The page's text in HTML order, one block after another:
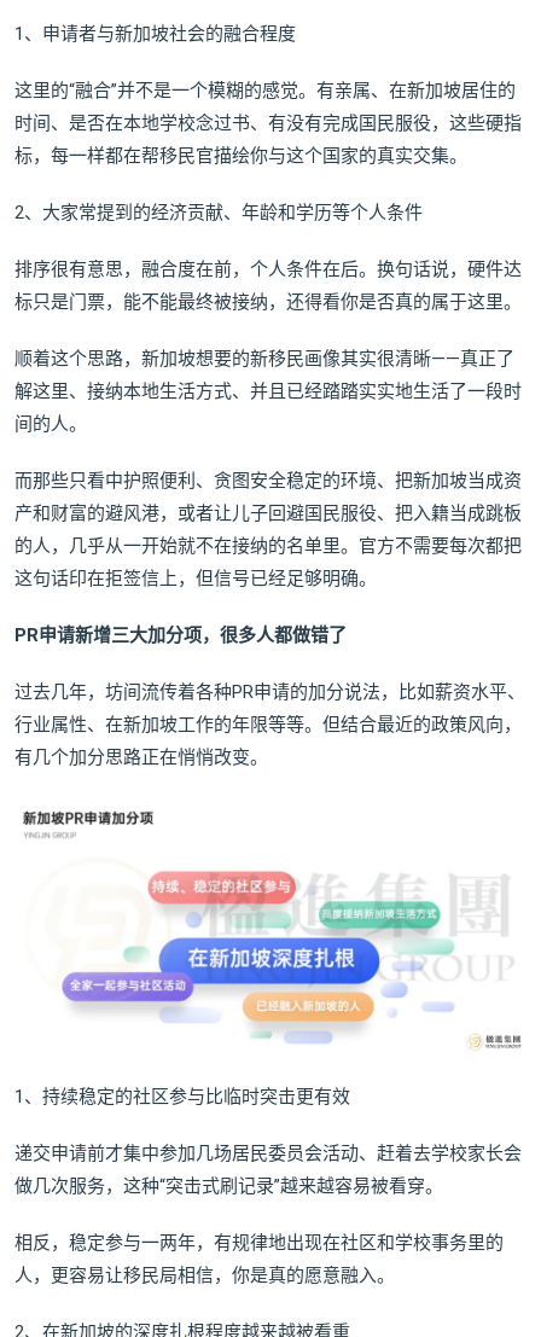
1、申请者与新加坡社会的融合程度
这里的“融合”并不是一个模糊的感觉。有亲属、在新加坡居住的
时间、是否在本地学校念过书、有没有完成国民服役，这些硬指
标，每一样都在帮移民官描绘你与这个国家的真实交集。
2、大家常提到的经济贡献、年龄和学历等个人条件
排序很有意思，融合度在前，个人条件在后。换句话说，硬件达
标只是门票，能不能最终被接纳，还得看你是否真的属于这里。
顺着这个思路，新加坡想要的新移民画像其实很清晰——真正了
解这里、接纳本地生活方式、并且已经踏踏实实地生活了一段时
间的人。
而那些只看中护照便利、贪图安全稳定的环境、把新加坡当成资
产和财富的避风港，或者让儿子回避国民服役、把入籍当成跳板
的人，几乎从一开始就不在接纳的名单里。官方不需要每次都把
这句话印在拒签信上，但信号已经足够明确。
PR申请新增三大加分项， 很多人都做错了
过去几年，坊间流传着各种PR申请的加分说法，比如薪资水平、
行业属性、在新加坡工作的年限等等。但结合最近的政策风向，
有几个加分思路正在悄悄改变。
1、持续稳定的社区参与比临时突击更有效
递交申请前才集中参加几场居民委员会活动、赶着去学校家长会
做几次服务，这种“突击式刷记录”越来越容易被看穿。
相反，稳定参与一两年，有规律地出现在社区和学校事务里的
人，更容易让移民局相信，你是真的愿意融入。
2、在新加坡的深度扎根程度越来越被看重